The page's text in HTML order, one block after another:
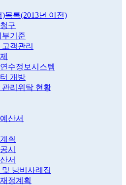
)목록(2013년 이전)
구
부기준
객관리
수정보시스템
개방
관리위탁 현황
산서
획
시
서
낭비사례집
정계획